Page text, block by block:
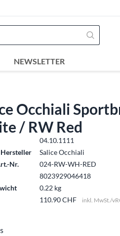
NEWSLETTER
Occhiali
/ RW Red
04.10.1111
Salice Occhiali
Nr.
024-RW-WH-RED
8023929046418
0.22 kg
110.90 CHF inkl. MwSt./